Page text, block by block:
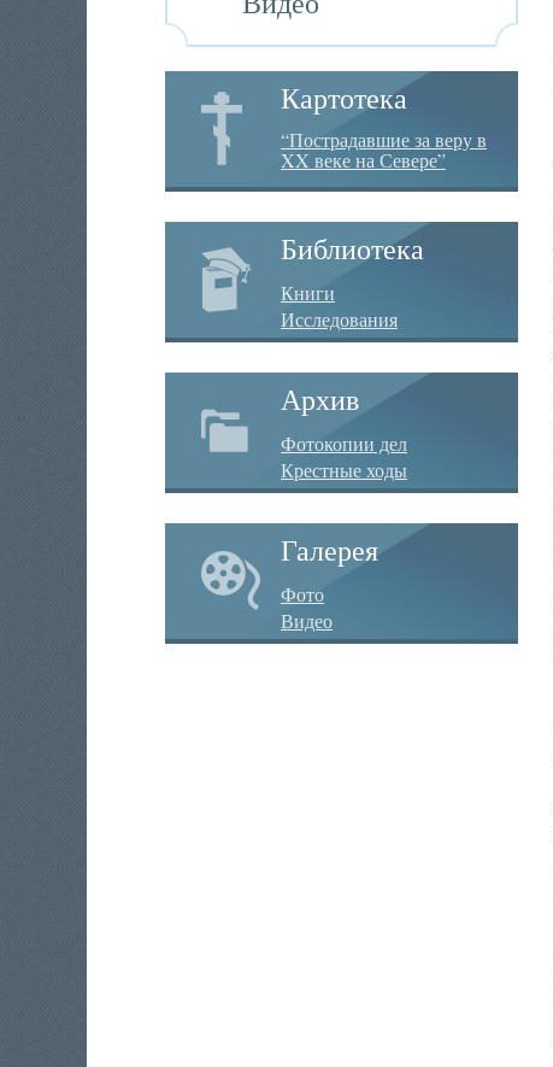
Картотека
“Пострадавшие за веру в
XX веке на Севере”
Библиотека
Книги
Исследования
Архив
Фотокопии дел
Крестные ходы
Галерея
Фото
Видео